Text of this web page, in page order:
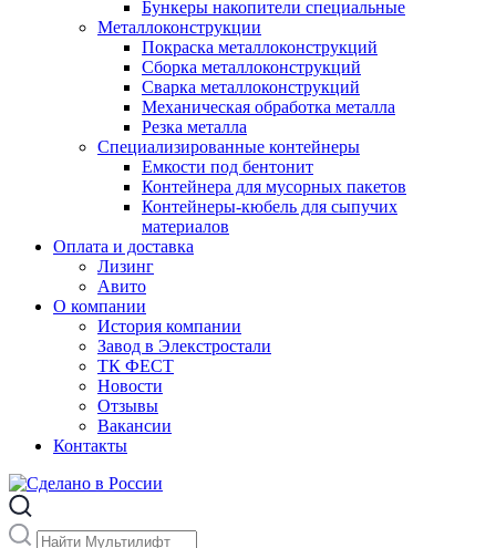
Бункеры накопители специальные
Металлоконструкции
Покраска металлоконструкций
Сборка металлоконструкций
Сварка металлоконструкций
Механическая обработка металла
Резка металла
Специализированные контейнеры
Емкости под бентонит
Контейнера для мусорных пакетов
Контейнеры-кюбель для сыпучих
материалов
Оплата и доставка
Лизинг
Авито
О компании
История компании
Завод в Элекстростали
ТК ФЕСТ
Новости
Отзывы
Вакансии
Контакты